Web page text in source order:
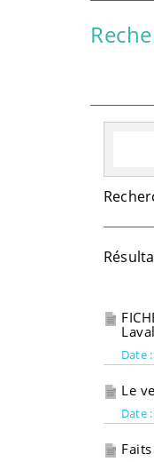
Laval
Date :
Le
Date :